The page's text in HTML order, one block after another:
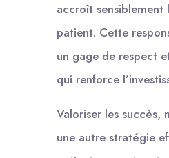
accroît sensiblement
patient. Cette
un gage de respect
qui renforce
Valoriser les succès,
une autre stratégie